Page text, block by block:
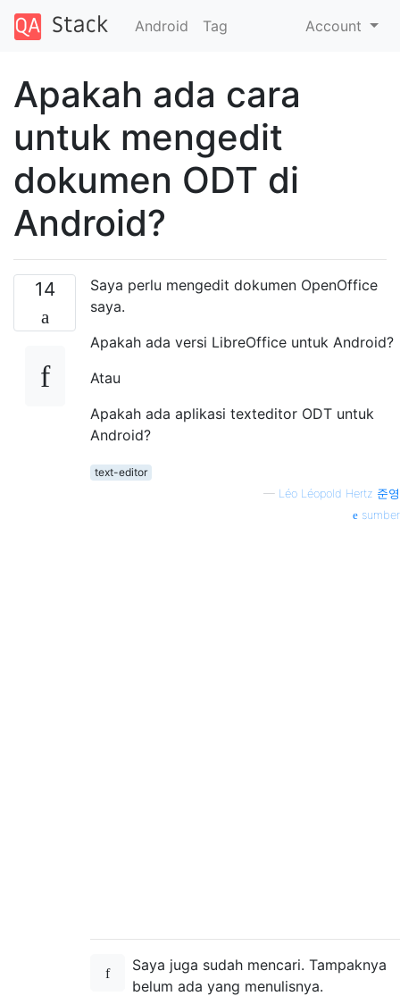
Android Tag Account
Apakah ada cara
untuk mengedit
dokumen ODT di
Android?
14
Saya perlu mengedit dokumen OpenOffice
saya.
Apakah ada versi LibreOffice untuk Android?
Atau
Apakah ada aplikasi texteditor ODT untuk
Android?
text-editor
— Léo Léopold Hertz 준영
sumber
Saya juga sudah mencari. Tampaknya
belum ada yang menulisnya.